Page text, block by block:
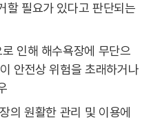
할 필요가 있다고 판단되는
인해 해수욕장에 무단으
안전상 위험을 초래하거나
의 원활한 관리 및 이용에